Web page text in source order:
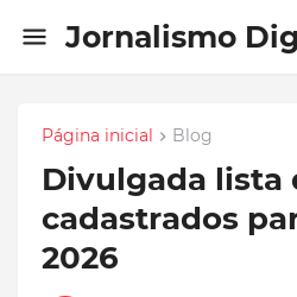
Jornalismo
Página inicial Blog
Divulgada lista
cadastrados
2026